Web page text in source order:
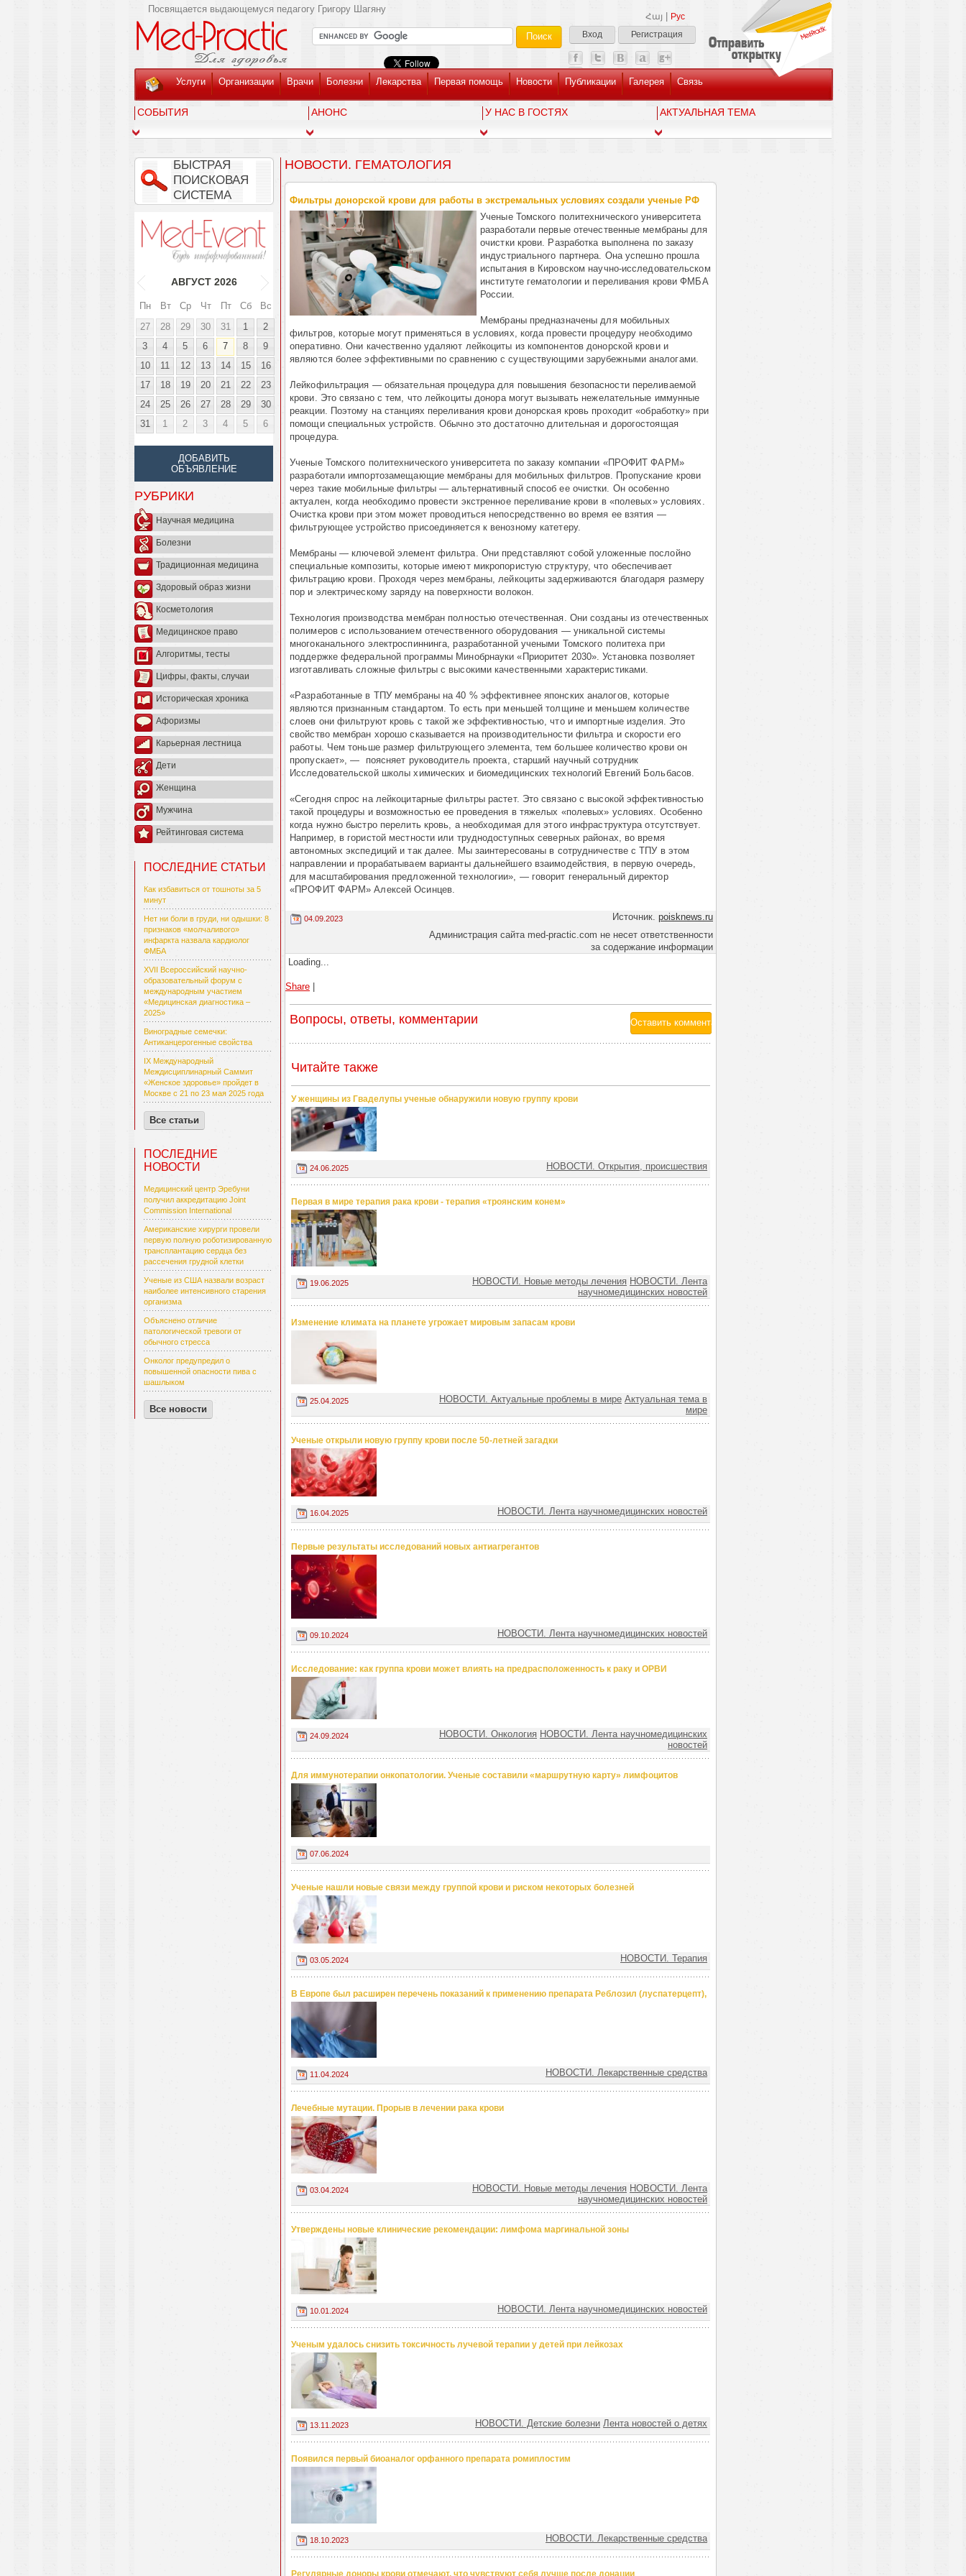
Հայ
Рус
Вход
Регистрация
Посвящается выдающемуся педагогу Григору Шагяну
Услуги Организации Врачи Болезни Лекарства Первая помощь Новости Публикации Галерея Связь
СОБЫТИЯ АНОНС У НАС В ГОСТЯХ AКТУАЛЬНАЯ ТЕМА
БЫСТРАЯ
ПОИСКОВАЯ
СИСТЕМА
АВГУСТ 2026
Пн Вт Ср Чт Пт Сб
Вс
27
28 29 30 31 1
2
3
4 5 6 7 8
9
10
11 12 13 14 15
16
17
18 19 20 21 22
23
24
25 26 27 28 29
30
31
1 2 3 4 5 6
ДОБАВИТЬ
ОБЪЯВЛЕНИЕ
РУБРИКИ
Научная медицина
Болезни
Традиционная медицина
Здоровый образ жизни
Косметология
Медицинское право
Алгоритмы, тесты
Цифры, факты, случаи
Историческая хроника
Афоризмы
Карьерная лестница
Дети
Женщина
Мужчина
Рейтинговая система
ПОСЛЕДНИЕ СТАТЬИ
Как избавиться от тошноты за 5
минут
Нет ни боли в груди, ни одышки: 8
признаков «молчаливого»
инфаркта назвала кардиолог
ФМБА
XVII Всероссийский научно-
образовательный форум с
международным участием
«Медицинская диагностика –
2025»
Виноградные семечки:
Антиканцерогенные свойства
IX Международный
Междисциплинарный Саммит
«Женское здоровье» пройдет в
Москве с 21 по 23 мая 2025 года
Все статьи
ПОСЛЕДНИЕ
НОВОСТИ
Медицинский центр Эребуни
получил аккредитацию Joint
Commission International
Американские хирурги провели
первую полную роботизированную
трансплантацию сердца без
рассечения грудной клетки
Ученые из США назвали возраст
наиболее интенсивного старения
организма
Объяснено отличие
патологической тревоги от
обычного стресса
Онколог предупредил о
повышенной опасности пива с
шашлыком
Все новости
НОВОСТИ. ГЕМАТОЛОГИЯ
Фильтры донорской крови для работы в экстремальных условиях создали ученые РФ
Ученые Томского политехнического университета
разработали первые отечественные мембраны для
очистки крови. Разработка выполнена по заказу
индустриального партнера. Она успешно прошла
испытания в Кировском научно-исследовательском
институте гематологии и переливания крови ФМБА
России.
Мембраны предназначены для мобильных
фильтров, которые могут применяться в условиях, когда провести процедуру необходимо
оперативно. Они качественно удаляют лейкоциты из компонентов донорской крови и
являются более эффективными по сравнению с существующими зарубежными аналогами.
Лейкофильтрация — обязательная процедура для повышения безопасности переливаемой
крови. Это связано с тем, что лейкоциты донора могут вызывать нежелательные иммунные
реакции. Поэтому на станциях переливания крови донорская кровь проходит «обработку» при
помощи специальных устройств. Обычно это достаточно длительная и дорогостоящая
процедура.
Ученые Томского политехнического университета по заказу компании «ПРОФИТ ФАРМ»
разработали импортозамещающие мембраны для мобильных фильтров. Пропускание крови
через такие мобильные фильтры — альтернативный способ ее очистки. Он особенно
актуален, когда необходимо провести экстренное переливание крови в «полевых» условиях.
Очистка крови при этом может проводиться непосредственно во время ее взятия —
фильтрующее устройство присоединяется к венозному катетеру.
Мембраны — ключевой элемент фильтра. Они представляют собой уложенные послойно
специальные композиты, которые имеют микропористую структуру, что обеспечивает
фильтрацию крови. Проходя через мембраны, лейкоциты задерживаются благодаря размеру
пор и электрическому заряду на поверхности волокон.
Технология производства мембран полностью отечественная. Они созданы из отечественных
полимеров с использованием отечественного оборудования — уникальной системы
многоканального электроспиннинга, разработанной учеными Томского политеха при
поддержке федеральной программы Минобрнауки «Приоритет 2030». Установка позволяет
изготавливать сложные фильтры с высокими качественными характеристиками.
«Разработанные в ТПУ мембраны на 40 % эффективнее японских аналогов, которые
являются признанным стандартом. То есть при меньшей толщине и меньшем количестве
слоев они фильтруют кровь с такой же эффективностью, что и импортные изделия. Это
свойство мембран хорошо сказывается на производительности фильтра и скорости его
работы. Чем тоньше размер фильтрующего элемента, тем большее количество крови он
пропускает», — поясняет руководитель проекта, старший научный сотрудник
Исследовательской школы химических и биомедицинских технологий Евгений Больбасов.
«Сегодня спрос на лейкоцитарные фильтры растет. Это связано с высокой эффективностью
такой процедуры и возможностью ее проведения в тяжелых «полевых» условиях. Особенно
когда нужно быстро перелить кровь, а необходимая для этого инфраструктура отсутствует.
Например, в гористой местности или труднодоступных северных районах, во время
автономных экспедиций и так далее. Мы заинтересованы в сотрудничестве с ТПУ в этом
направлении и прорабатываем варианты дальнейшего взаимодействия, в первую очередь,
для масштабирования предложенной технологии», — говорит генеральный директор
«ПРОФИТ ФАРМ» Алексей Осинцев.
04.09.2023 Источник. poisknews.ru
Администрация сайта med-practic.com не несет ответственности
за содержание информации
Loading...
Share
Вопросы, ответы, комментарии
Читайте также
У женщины из Гваделупы ученые обнаружили новую группу крови
24.06.2025 НОВОСТИ. Открытия, происшествия
Первая в мире терапия рака крови - терапия «троянским конем»
19.06.2025 НОВОСТИ. Новые методы лечения НОВОСТИ. Лента
научномедицинских новостей
Изменение климата на планете угрожает мировым запасам крови
25.04.2025 НОВОСТИ. Актуальные проблемы в мире Актуальная тема в
мире
Ученые открыли новую группу крови после 50-летней загадки
16.04.2025 НОВОСТИ. Лента научномедицинских новостей
Первые результаты исследований новых антиагрегантов
09.10.2024 НОВОСТИ. Лента научномедицинских новостей
Исследование: как группа крови может влиять на предрасположенность к раку и ОРВИ
24.09.2024 НОВОСТИ. Онкология НОВОСТИ. Лента научномедицинских
новостей
Для иммунотерапии онкопатологии. Ученые составили «маршрутную карту» лимфоцитов
07.06.2024
Ученые нашли новые связи между группой крови и риском некоторых болезней
03.05.2024 НОВОСТИ. Терапия
В Европе был расширен перечень показаний к применению препарата Реблозил (луспатерцепт),
11.04.2024 НОВОСТИ. Лекарственные средства
Лечебные мутации. Прорыв в лечении рака крови
03.04.2024 НОВОСТИ. Новые методы лечения НОВОСТИ. Лента
научномедицинских новостей
Утверждены новые клинические рекомендации: лимфома маргинальной зоны
10.01.2024 НОВОСТИ. Лента научномедицинских новостей
Ученым удалось снизить токсичность лучевой терапии у детей при лейкозах
13.11.2023 НОВОСТИ. Детские болезни Лента новостей о детях
Появился первый биоаналог орфанного препарата ромиплостим
18.10.2023 НОВОСТИ. Лекарственные средства
Регулярные доноры крови отмечают, что чувствуют себя лучше после донации